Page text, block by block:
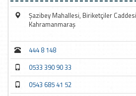
Şazibey Mahallesi, Biriketçiler
Kahramanmaraş
444 8 148
0533 390 90 33
0543 685 41 52